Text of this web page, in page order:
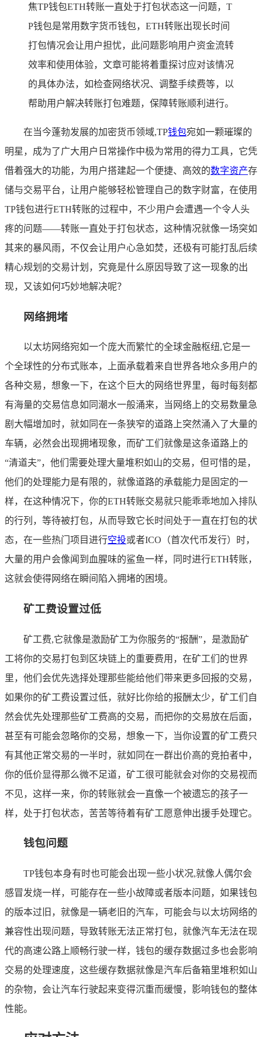
焦TP钱包ETH转账一直处于打包状态这一问题，T
P钱包是常用数字货币钱包，ETH转账出现长时间
打包情况会让用户担忧，此问题影响用户资金流转
效率和使用体验，文章可能将着重探讨应对该情况
的具体办法，如检查网络状况、调整手续费等，以
帮助用户解决转账打包难题，保障转账顺利进行。
在当今蓬勃发展的加密货币领域,TP钱包宛如一颗璀璨的
明星，成为了广大用户日常操作中极为常用的得力工具，它凭
借着强大的功能，为用户搭建起一个便捷、高效的数字资产存
储与交易平台，让用户能够轻松管理自己的数字财富，在使用
TP钱包进行ETH转账的过程中，不少用户会遭遇一个令人头
疼的问题——转账一直处于打包状态，这种情况就像一场突如
其来的暴风雨，不仅会让用户心急如焚，还极有可能打乱后续
精心规划的交易计划，究竟是什么原因导致了这一现象的出
现，又该如何巧妙地解决呢？
网络拥堵
以太坊网络宛如一个庞大而繁忙的全球金融枢纽,它是一
个全球性的分布式账本，上面承载着来自世界各地众多用户的
各种交易，想象一下，在这个巨大的网络世界里，每时每刻都
有海量的交易信息如同潮水一般涌来，当网络上的交易数量急
剧大幅增加时，就如同在一条狭窄的道路上突然涌入了大量的
车辆，必然会出现拥堵现象，而矿工们就像是这条道路上的
“清道夫”，他们需要处理大量堆积如山的交易，但可惜的是，
他们的处理能力是有限的，就像道路的承载能力是固定的一
样，在这种情况下，你的ETH转账交易就只能乖乖地加入排队
的行列，等待被打包，从而导致它长时间处于一直在打包的状
态，在一些热门项目进行空投或者ICO（首次代币发行）时，
大量的用户会像闻到血腥味的鲨鱼一样，同时进行ETH转账，
这就会使得网络在瞬间陷入拥堵的困境。
矿工费设置过低
矿工费,它就像是激励矿工为你服务的“报酬”，是激励矿
工将你的交易打包到区块链上的重要费用，在矿工们的世界
里，他们会优先选择处理那些能给他们带来更多回报的交易，
如果你的矿工费设置过低，就好比你给的报酬太少，矿工们自
然会优先处理那些矿工费高的交易，而把你的交易放在后面，
甚至有可能会忽略你的交易，想象一下，当你设置的矿工费只
有其他正常交易的一半时，就如同在一群出价高的竞拍者中，
你的低价显得那么微不足道，矿工很可能就会对你的交易视而
不见，这样一来，你的转账就会一直像一个被遗忘的孩子一
样，处于打包状态，苦苦等待着有矿工愿意伸出援手处理它。
钱包问题
TP钱包本身有时也可能会出现一些小状况,就像人偶尔会
感冒发烧一样，可能存在一些小故障或者版本问题，如果钱包
的版本过旧，就像是一辆老旧的汽车，可能会与以太坊网络的
兼容性出现问题，导致转账无法正常打包，就像汽车无法在现
代的高速公路上顺畅行驶一样，钱包的缓存数据过多也会影响
交易的处理速度，这些缓存数据就像是汽车后备箱里堆积如山
的杂物，会让汽车行驶起来变得沉重而缓慢，影响钱包的整体
性能。